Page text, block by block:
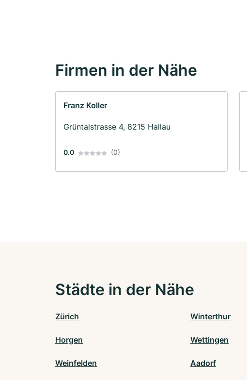
Firmen in der Nähe
Franz Koller
Grüntalstrasse 4, 8215 Hallau
0.0 (0)
Städte in der Nähe
Zürich Winterthur
Horgen Wettingen
Weinfelden Aadorf